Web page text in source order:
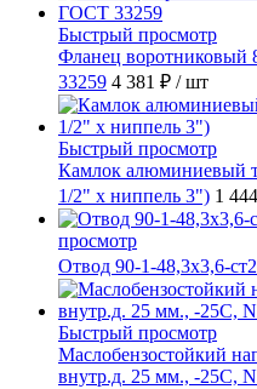
Быстрый просмотр
Фланец
33259 4 381 ₽ / шт
Быстрый просмотр
Камлок алюминиевый
1/2" х ниппель 3") 1
просмотр
Отвод 90-1-48,3х3,6-
Быстрый просмотр
Маслобензостойкий
внутр.д. 25 мм., -25C,